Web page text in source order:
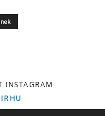
INSTAGRAM